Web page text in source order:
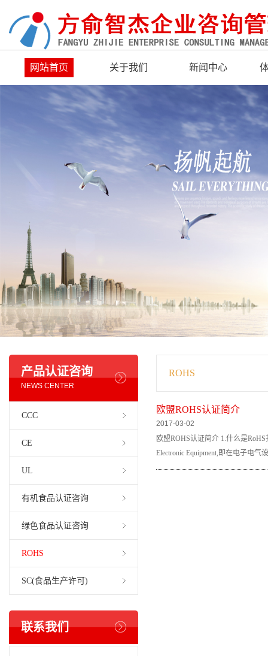
网站首页 关于我们 新闻中心
产品认证咨询
NEWS CENTER
CCC
CE
UL
有机食品认证咨询
绿色食品认证咨询
ROHS
SC(食品生产许可)
联系我们
ROHS
欧盟ROHS认证简介
2017-03-02
欧盟ROHS认证简介 1.什么是RoHS
Electronic Equipment,即在电子电气